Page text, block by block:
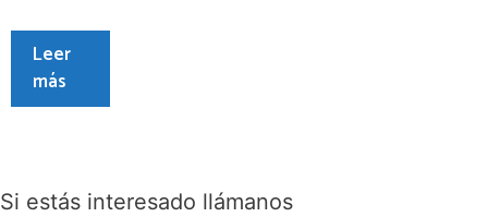
Leer
más
Si estás interesado llámanos